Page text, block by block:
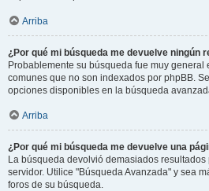
Arriba
¿Por qué mi búsqueda me devuelve ningún
Probablemente su búsqueda fue muy general
comunes que no son indexados por phpBB.
opciones disponibles en la búsqueda
Arriba
¿Por qué mi búsqueda me devuelve una
La búsqueda devolvió demasiados resultados
servidor. Utilice "Búsqueda Avanzada" y sea
foros de su búsqueda.